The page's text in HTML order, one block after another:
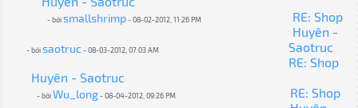
- bởismallshrimp- 08-02-2012, 11:26 PM
RE: Shop
Huyên -
Saotruc
- bởisaotruc- 08-03-2012, 07:03 AM
RE: Shop
Huyên - Saotruc
- bởiWu_long- 08-04-2012, 09:26 PM
RE: Shop